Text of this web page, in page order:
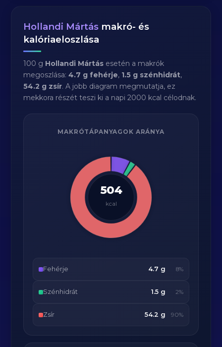
Hollandi Mártás makró- és
kalóriaeloszlása
100 g Hollandi Mártás esetén a makrók
megoszlása:4.7 g fehérje, 1.5 g szénhidrát,
54.2 g zsír. A jobb diagram megmutatja, ez
mekkora részét teszi ki a napi 2000 kcal célodnak.
MAKRÓTÁPANYAGOK ARÁNYA
504
kcal
Fehérje 4.7 g 8%
Szénhidrát 1.5 g 2%
Zsír 54.2 g 90%